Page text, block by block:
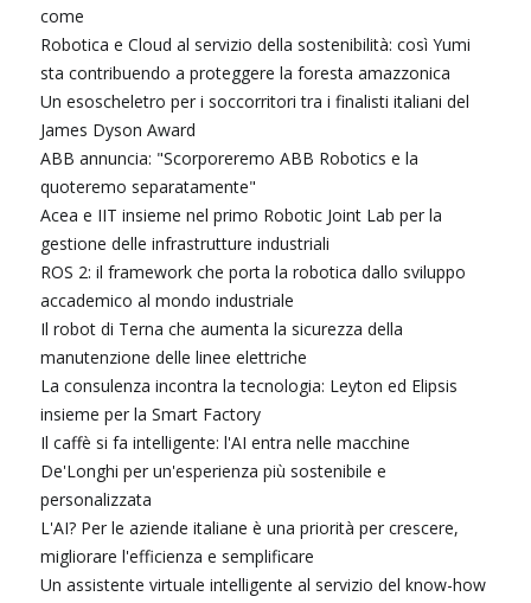
come
Robotica e Cloud al servizio della sostenibilità: così Yumi
sta contribuendo a proteggere la foresta amazzonica
Un esoscheletro per i soccorritori tra i finalisti italiani del
James Dyson Award
ABB annuncia: "Scorporeremo ABB Robotics e la
quoteremo separatamente"
Acea e IIT insieme nel primo Robotic Joint Lab per la
gestione delle infrastrutture industriali
ROS 2: il framework che porta la robotica dallo sviluppo
accademico al mondo industriale
Il robot di Terna che aumenta la sicurezza della
manutenzione delle linee elettriche
La consulenza incontra la tecnologia: Leyton ed Elipsis
insieme per la Smart Factory
Il caffè si fa intelligente: l'AI entra nelle macchine
De'Longhi per un'esperienza più sostenibile e
personalizzata
L'AI? Per le aziende italiane è una priorità per crescere,
migliorare l'efficienza e semplificare
Un assistente virtuale intelligente al servizio del know-how